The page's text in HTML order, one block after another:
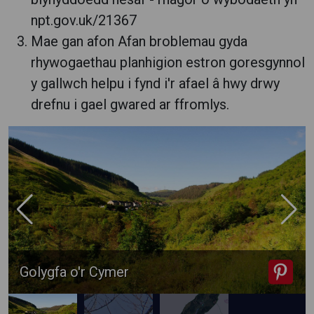
npt.gov.uk/21367
Mae gan afon Afan broblemau gyda
rhywogaethau planhigion estron goresgynnol
y gallwch helpu i fynd i'r afael â hwy drwy
drefnu i gael gwared ar ffromlys.
Golygfa o'r Cymer